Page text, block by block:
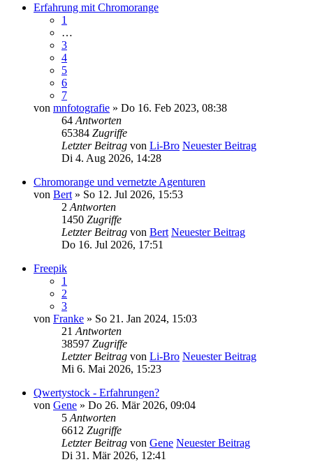
Erfahrung mit Chromorange
1
…
3
4
5
6
7
von mnfotografie » Do 16. Feb 2023, 08:38
64 Antworten
65384 Zugriffe
Letzter Beitrag von Li-Bro Neuester Beitrag
Di 4. Aug 2026, 14:28
Chromorange und vernetzte Agenturen
von Bert » So 12. Jul 2026, 15:53
2 Antworten
1450 Zugriffe
Letzter Beitrag von Bert Neuester Beitrag
Do 16. Jul 2026, 17:51
Freepik
1
2
3
von Franke » So 21. Jan 2024, 15:03
21 Antworten
38597 Zugriffe
Letzter Beitrag von Li-Bro Neuester Beitrag
Mi 6. Mai 2026, 15:23
Qwertystock - Erfahrungen?
von Gene » Do 26. Mär 2026, 09:04
5 Antworten
6612 Zugriffe
Letzter Beitrag von Gene Neuester Beitrag
Di 31. Mär 2026, 12:41